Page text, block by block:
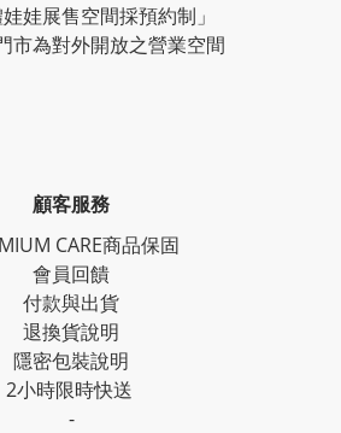
娃娃展售空間採預約制」
市為對外開放之營業空間
顧客服務
CARE商品保固
會員回饋
付款與出貨
退換貨說明
隱密包裝說明
2小時限時快送
-